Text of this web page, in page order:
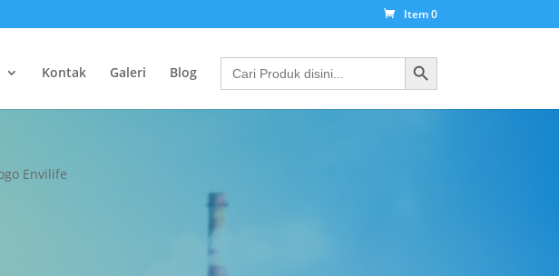
Item 0
Kontak Galeri Blog
Search
for:
Search Button